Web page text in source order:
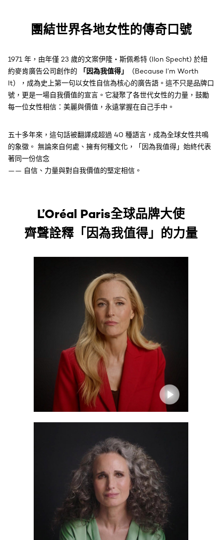
團結世界各地女性的傳奇口號
1971 年，由年僅 23 歲的文案伊隆・斯佩希特 (Ilon Specht) 於紐
約麥肯廣告公司創作的
「因為我值得」
（Because I’m Worth
It），成為史上第一句以女性自信為核心的廣告語。這不只是品牌口
號，更是一場自我價值的宣言。它凝聚了各世代女性的力量，鼓勵
每一位女性相信：美麗與價值，永遠掌握在自己手中。
五十多年來，這句話被翻譯成超過 40 種語言，成為全球女性共鳴
的象徵。 無論來自何處、擁有何種文化，「因為我值得」始終代表
著同一份信念
—— 自信、力量與對自我價值的堅定相信。
L’Oréal Paris全球品牌大使
齊聲詮釋「因為我值得」的力量